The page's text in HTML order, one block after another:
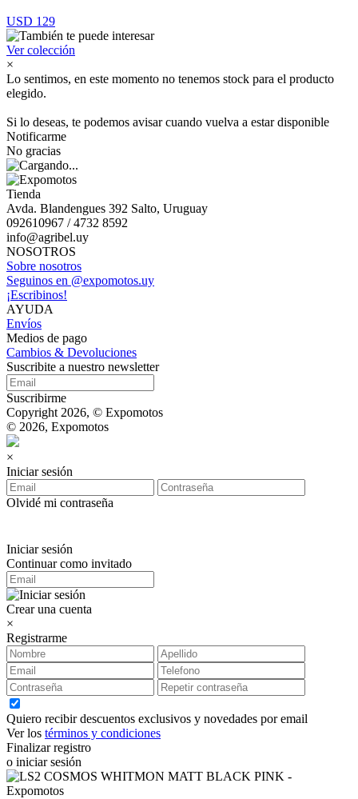
USD 129
Ver colección
×
Lo sentimos, en este momento no tenemos stock para el producto
elegido.
Si lo deseas, te podemos avisar cuando vuelva a estar disponible
Notificarme
No gracias
Tienda
Avda. Blandengues 392 Salto, Uruguay
092610967 / 4732 8592
info@agribel.uy
NOSOTROS
Sobre nosotros
Seguinos en @expomotos.uy
¡Escribinos!
AYUDA
Envíos
Medios de pago
Cambios & Devoluciones
Suscribite a nuestro newsletter
Suscribirme
Copyright 2026, © Expomotos
© 2026, Expomotos
×
Iniciar sesión
Olvidé mi contraseña
Iniciar sesión
Continuar como invitado
Crear una cuenta
×
Registrarme
Quiero recibir descuentos exclusivos y novedades por email
Ver los términos y condiciones
Finalizar registro
o iniciar sesión